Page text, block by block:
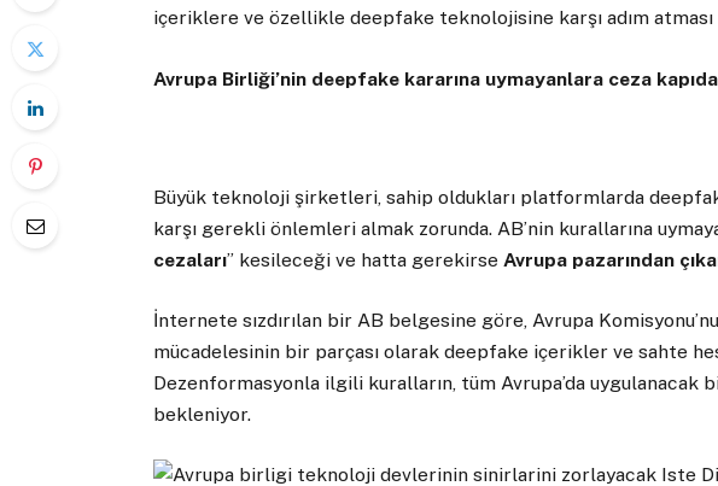
içeriklere ve özellikle deepfake teknolojisine karşı adım
Avrupa Birliği’nin deepfake kararına uymayanlara ceza kapıda
Büyük teknoloji şirketleri, sahip oldukları platformlarda
karşı gerekli önlemleri almak zorunda. AB’nin kurallarına
cezaları” kesileceği ve hatta gerekirse Avrupa pazarından
İnternete sızdırılan bir AB belgesine göre, Avrupa
mücadelesinin bir parçası olarak deepfake içerikler ve sahte
Dezenformasyonla ilgili kuralların, tüm Avrupa’da uygulanacak
bekleniyor.